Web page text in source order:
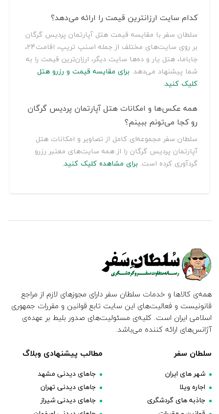
کدام سایت ارزانترین قیمت را ارائه می‌دهد؟
سلطان سفر با مقایسه قیمت هتل آپارتمان پردیس گرگان
بر روی سایت‌های مختلف از جمله اسنپ تریپ، اقامت24،
جاباما، هتل یار و ده‌ها سایت دیگر، ارزان‌ترین قیمت را به
شما پیشنهاد می‌دهد. برای مقایسه قیمت و رزرو هتل
کلیک کنید.
همه عکس‌ها و امکانات هتل آپارتمان پردیس گرگان
رو کجا می‌تونم ببینم؟
سلطان سفر مجموعه‌ای کامل از تصاویر و امکانات هتل
آپارتمان پردیس گرگان را از همه سایت‌های معتبر رزرو
گردآوری کرده است. برای مشاهده کلیک کنید.
همه‌ی کالاها و خدمات سلطان سفر دارای مجوزهای لازم از مراجع
قانونیست و فعالیت‌های این سایت تابع قوانین و مقررات جمهوری
اسلامی ایران است. کلیه‌ی مسئولیت‌های صدور بلیط بر عهده‌ی
آژانس‌های ارائه کننده می‌باشد.
سلطان سفر
شهر های ایران
اجاره ویلا
جاذبه های گردشگری
مطالب پیشنهادی وبلاگ
جاهای دیدنی مشهد
جاهای دیدنی تهران
جاهای دیدنی شیراز